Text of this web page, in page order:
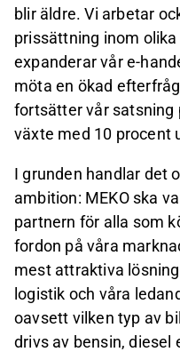
blir äldre. Vi arbetar
prissättning inom
expanderar vår e-
möta en ökad
fortsätter vår satsning
växte med 10 procent
I grunden handlar det
ambition: MEKO ska
partnern för alla som
fordon på våra
mest attraktiva
logistik och våra
oavsett vilken typ av
drivs av bensin, diesel